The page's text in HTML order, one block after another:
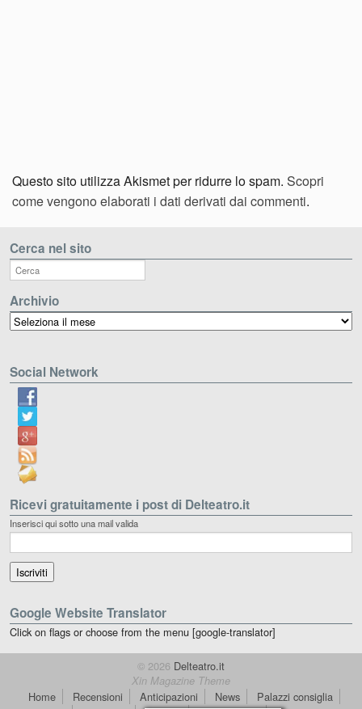
Questo sito utilizza Akismet per ridurre lo spam. Scopri
come vengono elaborati i dati derivati dai commenti.
Cerca nel sito
Archivio
Archivio
Social Network
Ricevi gratuitamente i post di Delteatro.it
Inserisci qui sotto una mail valida
Google Website Translator
Click on flags or choose from the menu [google-translator]
© 2026 Delteatro.it
Xin Magazine Theme
Home Recensioni Anticipazioni News
Palazzi consiglia